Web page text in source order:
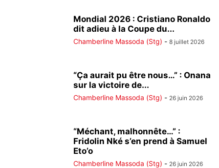
Mondial 2026 : Cristiano Ronaldo
dit adieu à la Coupe du...
Chamberline Massoda (Stg) - 8 juillet 2026
“Ça aurait pu être nous…” : Onana
sur la victoire de...
Chamberline Massoda (Stg) - 26 juin 2026
“Méchant, malhonnête…” :
Fridolin Nké s’en prend à Samuel
Eto’o
Chamberline Massoda (Stg) - 26 juin 2026